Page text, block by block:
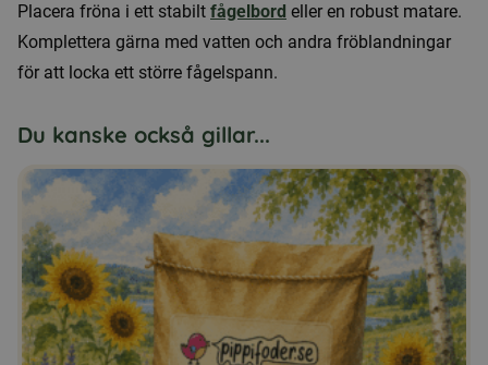
Placera fröna i ett stabilt fågelbord eller en robust matare.
Komplettera gärna med vatten och andra fröblandningar
för att locka ett större fågelspann.
Du kanske också gillar...